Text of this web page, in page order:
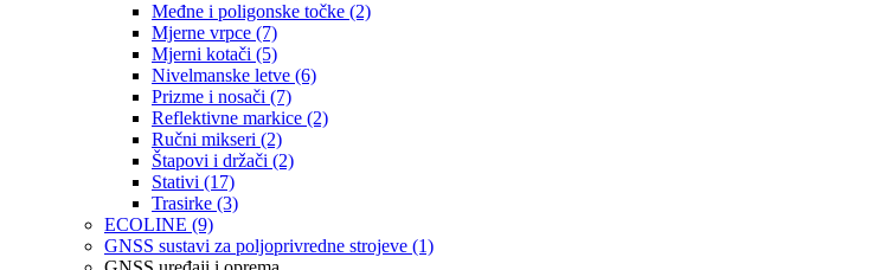
Međne i poligonske točke (2)
Mjerne vrpce (7)
Mjerni kotači (5)
Nivelmanske letve (6)
Prizme i nosači (7)
Reflektivne markice (2)
Ručni mikseri (2)
Štapovi i držači (2)
Stativi (17)
Trasirke (3)
ECOLINE (9)
GNSS sustavi za poljoprivredne strojeve (1)